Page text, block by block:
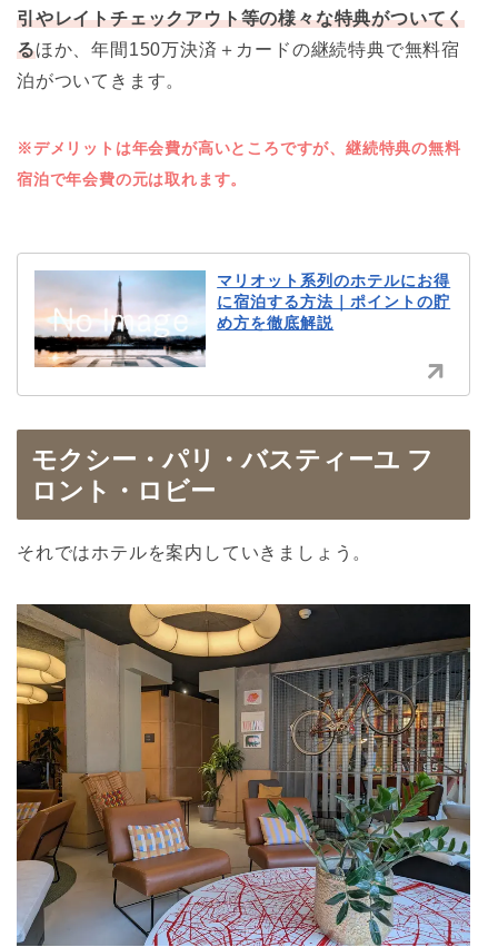
引やレイトチェックアウト等の様々な特典がついてく
るほか、年間150万決済＋カードの継続特典で無料宿
泊がついてきます。
※デメリットは年会費が高いところですが、継続特典の無料
宿泊で年会費の元は取れます。
マリオット系列のホテルにお得
に宿泊する方法｜ポイントの貯
め方を徹底解説
モクシー・パリ・バスティーユ フ
ロント・ロビー
それではホテルを案内していきましょう。